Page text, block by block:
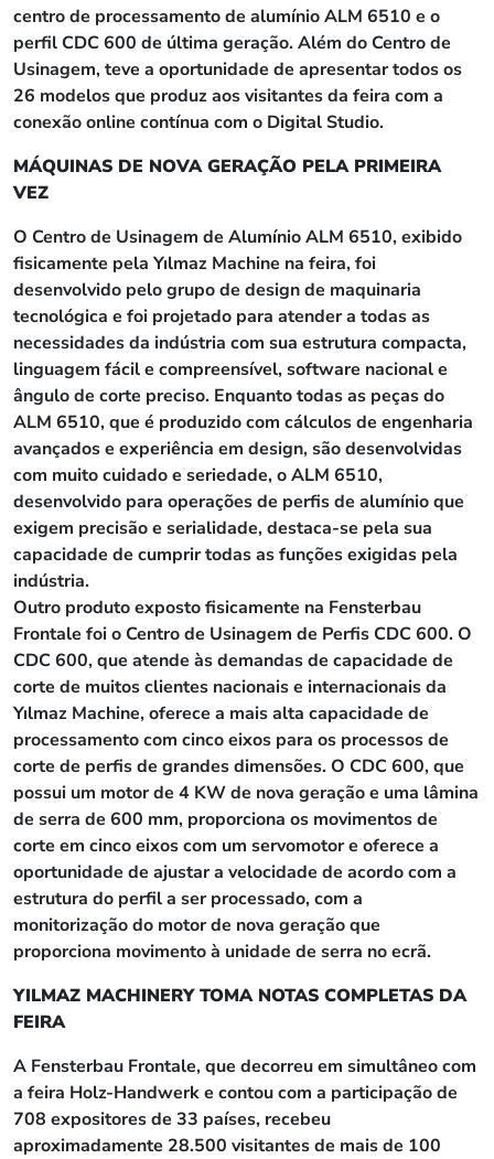
centro de processamento de alumínio ALM 6510 e o
perfil CDC 600 de última geração. Além do Centro de
Usinagem, teve a oportunidade de apresentar todos os
26 modelos que produz aos visitantes da feira com a
conexão online contínua com o Digital Studio.
MÁQUINAS DE NOVA GERAÇÃO PELA PRIMEIRA
VEZ
O Centro de Usinagem de Alumínio ALM 6510, exibido
fisicamente pela Yılmaz Machine na feira, foi
desenvolvido pelo grupo de design de maquinaria
tecnológica e foi projetado para atender a todas as
necessidades da indústria com sua estrutura compacta,
linguagem fácil e compreensível, software nacional e
ângulo de corte preciso. Enquanto todas as peças do
ALM 6510, que é produzido com cálculos de engenharia
avançados e experiência em design, são desenvolvidas
com muito cuidado e seriedade, o ALM 6510,
desenvolvido para operações de perfis de alumínio que
exigem precisão e serialidade, destaca-se pela sua
capacidade de cumprir todas as funções exigidas pela
indústria.
Outro produto exposto fisicamente na Fensterbau
Frontale foi o Centro de Usinagem de Perfis CDC 600. O
CDC 600, que atende às demandas de capacidade de
corte de muitos clientes nacionais e internacionais da
Yılmaz Machine, oferece a mais alta capacidade de
processamento com cinco eixos para os processos de
corte de perfis de grandes dimensões. O CDC 600, que
possui um motor de 4 KW de nova geração e uma lâmina
de serra de 600 mm, proporciona os movimentos de
corte em cinco eixos com um servomotor e oferece a
oportunidade de ajustar a velocidade de acordo com a
estrutura do perfil a ser processado, com a
monitorização do motor de nova geração que
proporciona movimento à unidade de serra no ecrã.
YILMAZ MACHINERY TOMA NOTAS COMPLETAS DA
FEIRA
A Fensterbau Frontale, que decorreu em simultâneo com
a feira Holz-Handwerk e contou com a participação de
708 expositores de 33 países, recebeu
aproximadamente 28.500 visitantes de mais de 100